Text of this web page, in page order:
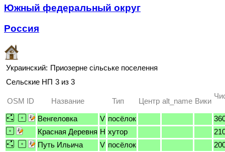
Южный федеральный округ
Россия
Украинский: Приозерне сільське поселення
Сельские НП 3 из 3
OSM ID Название Тип Центр alt_name Вики
Венгеловка V посёлок
Красная Деревня H хутор
Путь Ильича
V посёлок